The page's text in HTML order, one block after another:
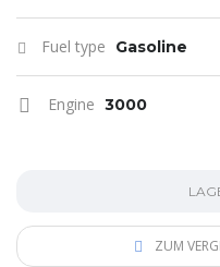
Fuel type Gasoline
Engine 3000
ZUM